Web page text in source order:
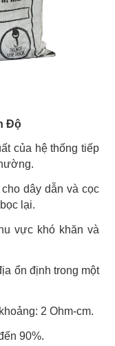
Độ
của hệ thống tiếp
dây dẫn và cọc
lại.
vực khó khăn và
ổn định trong một
2 Ohm-cm.
90%.